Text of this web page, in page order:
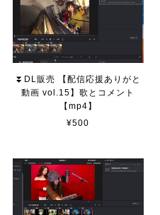
⏬DL販売 【配信応援ありがと
動画 vol.15】歌とコメント
【mp4】
¥500